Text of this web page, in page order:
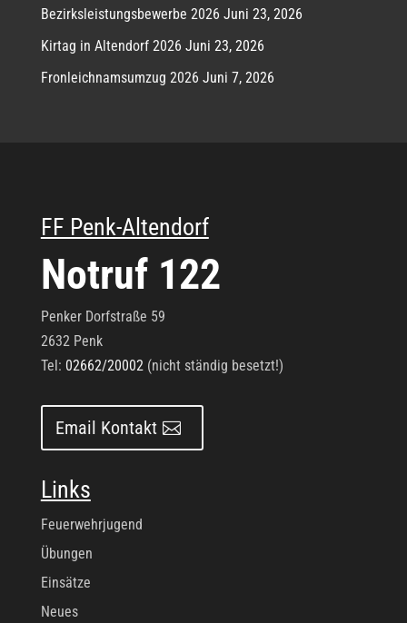
Bezirksleistungsbewerbe 2026 Juni 23, 2026
Kirtag in Altendorf 2026 Juni 23, 2026
Fronleichnamsumzug 2026 Juni 7, 2026
FF Penk-Altendorf
Notruf 122
Penker Dorfstraße 59
2632 Penk
Tel: 02662/20002(nicht ständig besetzt!)
Email Kontakt
Links
Feuerwehrjugend
Übungen
Einsätze
Neues